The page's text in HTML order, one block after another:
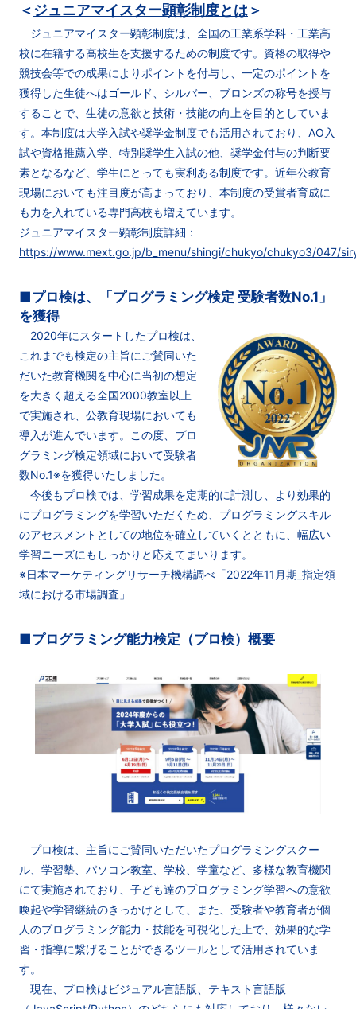
＜ ジュニアマイスター顕彰制度とは ＞
ジュニアマイスター顕彰制度は、全国の工業系学科・工業高
校に在籍する高校生を支援するための制度です。資格の取得や
競技会等での成果によりポイントを付与し、一定のポイントを
獲得した生徒へはゴールド、シルバー、ブロンズの称号を授与
することで、生徒の意欲と技術・技能の向上を目的としていま
す。本制度は大学入試や奨学金制度でも活用されており、AO入
試や資格推薦入学、特別奨学生入試の他、奨学金付与の判断要
素となるなど、学生にとっても実利ある制度です。近年公教育
現場においても注目度が高まっており、本制度の受賞者育成に
も力を入れている専門高校も増えています。
ジュニアマイスター顕彰制度詳細：
https://www.mext.go.jp/b_menu/shingi/chukyo/chukyo3/047/
■プロ検は、「プログラミング検定 受験者数No.1」
を獲得
2020年にスタートしたプロ検は、
これまでも検定の主旨にご賛同いた
だいた教育機関を中心に当初の想定
を大きく超える全国2000教室以上
で実施され、公教育現場においても
導入が進んでいます。この度、プロ
グラミング検定領域において受験者
数No.1※を獲得いたしました。
今後もプロ検では、学習成果を定期的に計測し、より効果的
にプログラミングを学習いただくため、プログラミングスキル
のアセスメントとしての地位を確立していくとともに、幅広い
学習ニーズにもしっかりと応えてまいります。
※日本マーケティングリサーチ機構調べ「2022年11月期_指定領
域における市場調査」
■プログラミング能力検定（プロ検）概要
プロ検は、主旨にご賛同いただいたプログラミングスクー
ル、学習塾、パソコン教室、学校、学童など、多様な教育機関
にて実施されており、子ども達のプログラミング学習への意欲
喚起や学習継続のきっかけとして、また、受験者や教育者が個
人のプログラミング能力・技能を可視化した上で、効果的な学
習・指導に繋げることができるツールとして活用されていま
す。
現在、プロ検はビジュアル言語版、テキスト言語版